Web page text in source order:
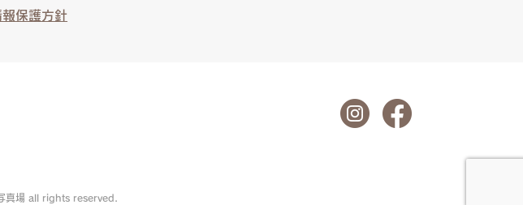
保護方針
真場 all rights reserved.